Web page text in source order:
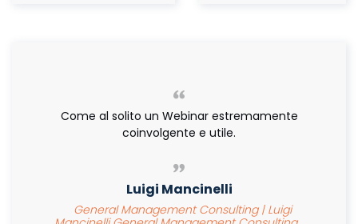
Come al solito un Webinar estremamente
coinvolgente e utile.
Luigi Mancinelli
General Management Consulting | Luigi